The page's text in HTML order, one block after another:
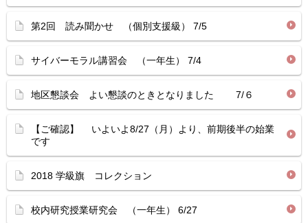
第2回 読み聞かせ （個別支援級） 7/5
サイバーモラル講習会 （一年生） 7/4
地区懇談会 よい懇談のときとなりました 7/６
【ご確認】 いよいよ8/27（月）より、前期後半の始業
です
2018 学級旗 コレクション
校内研究授業研究会 （一年生） 6/27